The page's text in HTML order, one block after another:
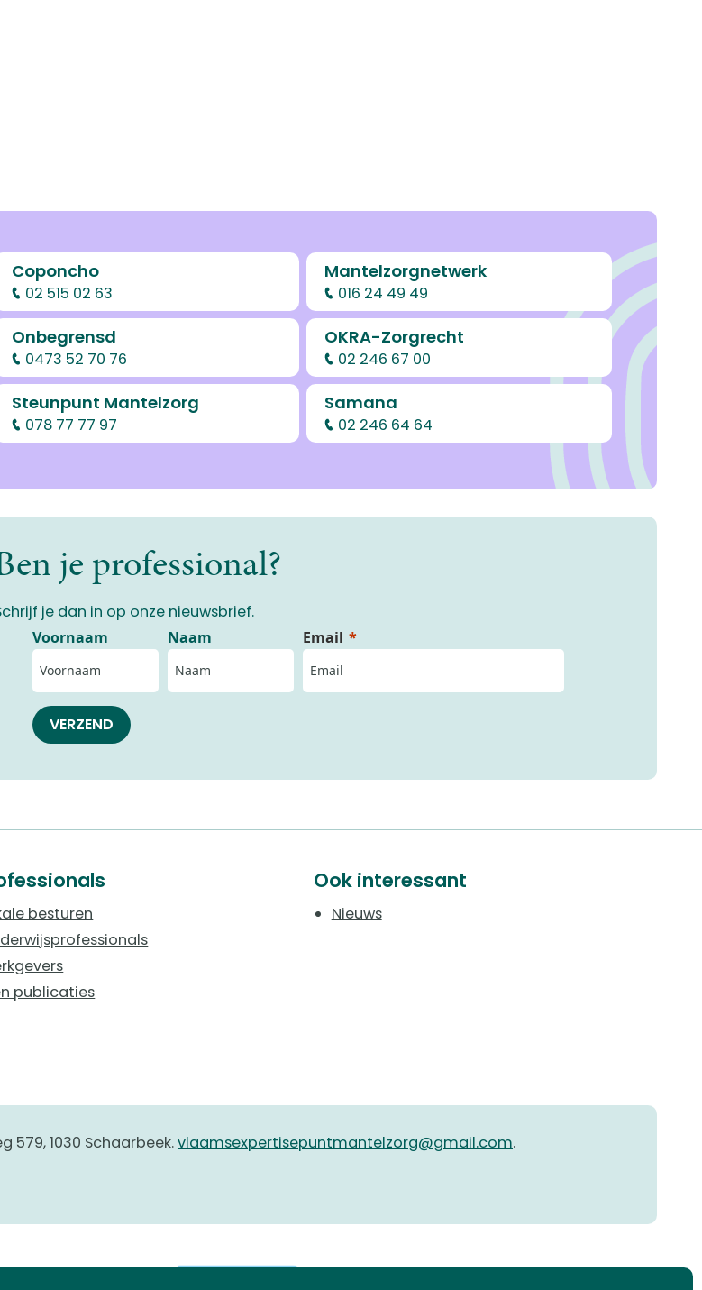
Coponcho
02 515 02 63
Mantelzorgnetwerk
016 24 49 49
Onbegrensd
0473 52 70 76
OKRA-Zorgrecht
02 246 67 00
Steunpunt Mantelzorg
078 77 77 97
Samana
02 246 64 64
je professional?
je dan in op onze nieuwsbrief.
Voornaam Naam Email
VERZEND
besturen
publicaties
Ook interessant
Nieuws
1030 Schaarbeek.vlaamsexpertisepuntmantelzorg@gmail.com.